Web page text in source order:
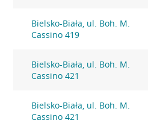
Bielsko-Biała, ul. Boh. M.
Cassino 419
Bielsko-Biała, ul. Boh. M.
Cassino 421
Bielsko-Biała, ul. Boh. M.
Cassino 421